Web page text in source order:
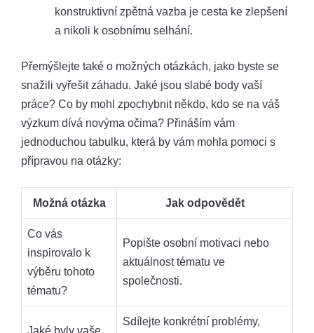
konstruktivní zpětná vazba je cesta ke zlepšení
a nikoli k osobnímu selhání.
Přemýšlejte také o možných otázkách, jako byste se
snažili vyřešit záhadu. Jaké jsou slabé body vaší
práce? Co by mohl zpochybnit někdo, kdo se na váš
výzkum dívá novýma očima? Přináším vám
jednoduchou tabulku, která by vám mohla pomoci s
přípravou na otázky:
Možná otázka Jak odpovědět
Co vás
inspirovalo k
výběru tohoto
tématu?
Popište osobní motivaci nebo
aktuálnost tématu ve
společnosti.
Sdílejte konkrétní problémy,